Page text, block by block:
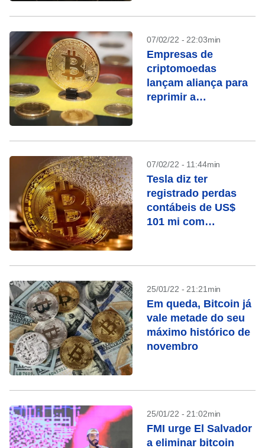
07/02/22 - 22:03min
Empresas de
criptomoedas
lançam aliança para
reprimir a
07/02/22 - 11:44min
Tesla diz ter
registrado perdas
contábeis de US$
101 mi com
25/01/22 - 21:21min
Em queda, Bitcoin já
vale metade do seu
máximo histórico de
novembro
25/01/22 - 21:02min
FMI urge El Salvador
a eliminar bitcoin